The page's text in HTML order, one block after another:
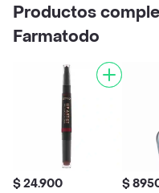
Productos
Farmatodo
$ 24.900 $